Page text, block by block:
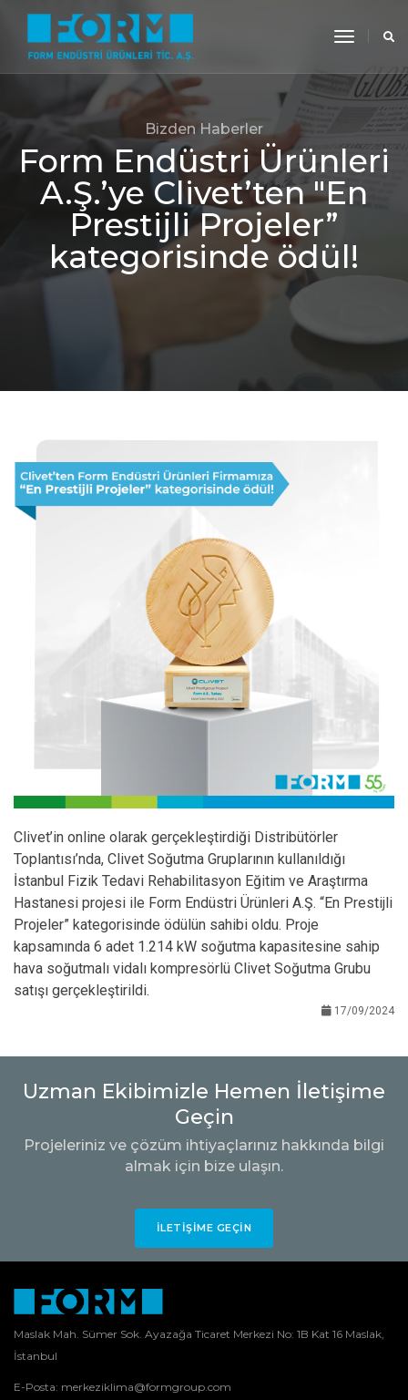
toggle
Bizden Haberler
Form Endüstri Ürünleri
A.Ş.’ye Clivet’ten "En
Prestijli Projeler”
kategorisinde ödül!
Clivet’in online olarak gerçekleştirdiği Distribütörler
Toplantısı’nda, Clivet Soğutma Gruplarının kullanıldığı
İstanbul Fizik Tedavi Rehabilitasyon Eğitim ve Araştırma
Hastanesi projesi ile Form Endüstri Ürünleri A.Ş. “En Prestijli
Projeler” kategorisinde ödülün sahibi oldu. Proje
kapsamında 6 adet 1.214 kW soğutma kapasitesine sahip
hava soğutmalı vidalı kompresörlü Clivet Soğutma Grubu
satışı gerçekleştirildi.
17/09/2024
Uzman Ekibimizle Hemen İletişime
Geçin
Projeleriniz ve çözüm ihtiyaçlarınız hakkında bilgi
almak için bize ulaşın.
İLETIŞIME GEÇIN
Maslak Mah. Sümer Sok. Ayazağa Ticaret Merkezi No: 1B Kat 16 Maslak,
İstanbul
E-Posta: merkeziklima@formgroup.com